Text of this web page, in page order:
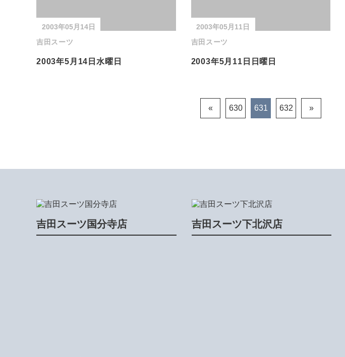
2003年05月14日
吉田スーツ
2003年5月14日水曜日
2003年05月11日
吉田スーツ
2003年5月11日日曜日
« 630 631 632 »
吉田スーツ国分寺店 吉田スーツ下北沢店